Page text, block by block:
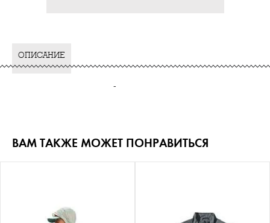
ОПИСАНИЕ
-
ВАМ ТАКЖЕ МОЖЕТ ПОНРАВИТЬСЯ